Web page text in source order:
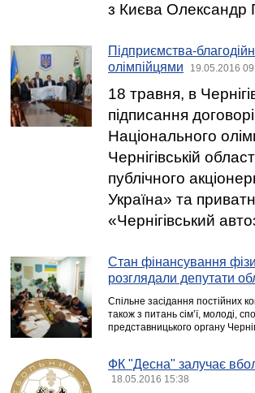
з Києва Олександр
Підприємства-
олімпійцями
19.05.2016
18 травня, в
підписання
Національного
Чернігівській
публічного
Україна» та
«Чернігівський
Стан фінансування
розглядали депутати
Спільне засідання постійних
також з питань сім’ї, молоді,
представницького органу
ФК "Десна" залучає
18.05.2016 15:38